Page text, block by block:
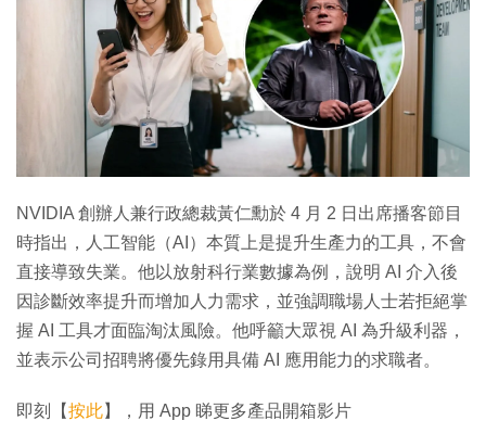
NVIDIA 創辦人兼行政總裁黃仁勳於 4 月 2 日出席播客節目
時指出，人工智能（AI）本質上是提升生產力的工具，不會
直接導致失業。他以放射科行業數據為例，說明 AI 介入後
因診斷效率提升而增加人力需求，並強調職場人士若拒絕掌
握 AI 工具才面臨淘汰風險。他呼籲大眾視 AI 為升級利器，
並表示公司招聘將優先錄用具備 AI 應用能力的求職者。
即刻【按此】，用 App 睇更多產品開箱影片